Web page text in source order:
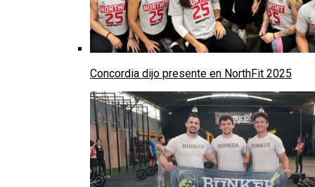
Concordia dijo presente en NorthFit 2025